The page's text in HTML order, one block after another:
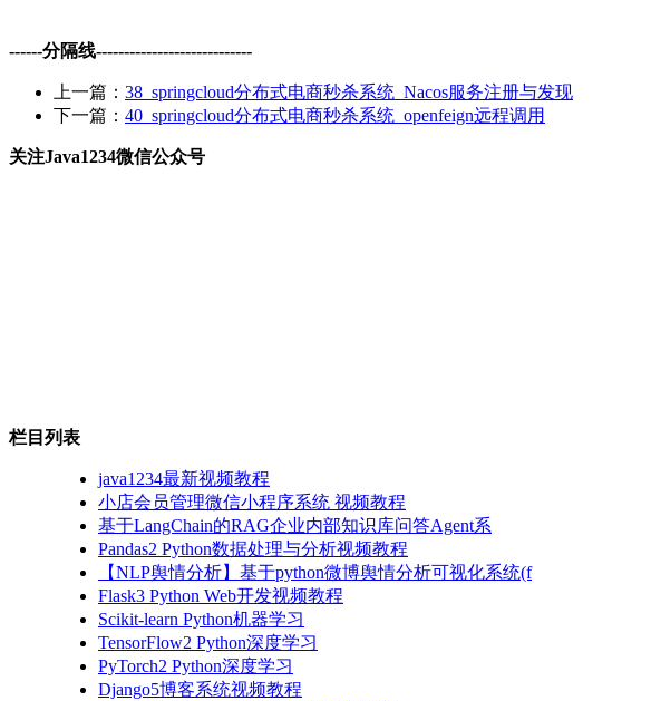
------分隔线----------------------------
上一篇： 38_springcloud分布式电商秒杀系统_Nacos服务注册与发现
下一篇： 40_springcloud分布式电商秒杀系统_openfeign远程调用
关注Java1234微信公众号
栏目列表
java1234最新视频教程
小店会员管理微信小程序系统 视频教程
基于LangChain的RAG企业内部知识库问答Agent系
Pandas2 Python数据处理与分析视频教程
【NLP舆情分析】基于python微博舆情分析可视化系统(f
Flask3 Python Web开发视频教程
Scikit-learn Python机器学习
TensorFlow2 Python深度学习
PyTorch2 Python深度学习
Django5博客系统视频教程